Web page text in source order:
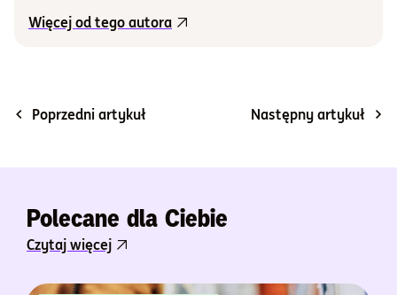
Więcej od tego autora
Poprzedni artykuł Następny artykuł
Polecane dla Ciebie
Czytaj więcej